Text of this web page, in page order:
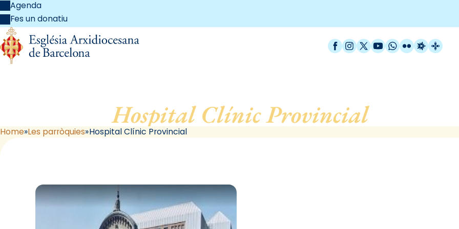
Agenda
Fes un donatiu
Facebook
Instagram
X / Twitter
YouTube
WhatsApp
FlickrRadio
Hospital Clínic Provincial, de
Home Les parròquies Hospital Clínic Provincial